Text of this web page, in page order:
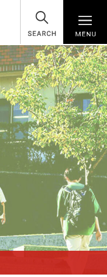
SEARCH